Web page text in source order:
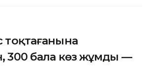
тоқтағанына
300 бала көз жұмды —